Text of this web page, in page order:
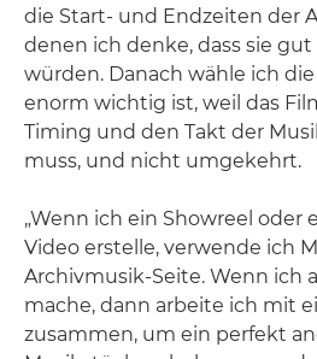
die Start- und Endzeiten der
denen ich denke, dass sie gut
würden. Danach wähle ich die
enorm wichtig ist, weil das
Timing und den Takt der
muss, und nicht umgekehrt.
„Wenn ich ein Showreel oder
Video erstelle, verwende ich
Archivmusik-Seite. Wenn ich
mache, dann arbeite ich mit
zusammen, um ein perfekt